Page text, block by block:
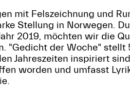
mit Felszeichnung und
Stellung in Norwegen.
2019, möchten wir die
"Gedicht der Woche" stellt
Jahreszeiten inspiriert
worden und umfasst